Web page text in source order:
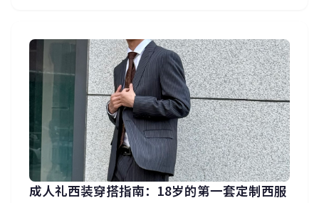
成人礼西装穿搭指南：18岁的第一套定制西服